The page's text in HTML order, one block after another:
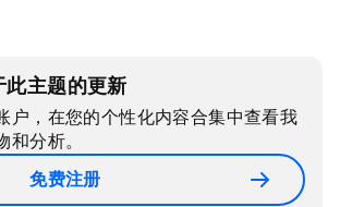
此主题的更新
户，在您的个性化内容合集中查看我
和分析。
免费注册